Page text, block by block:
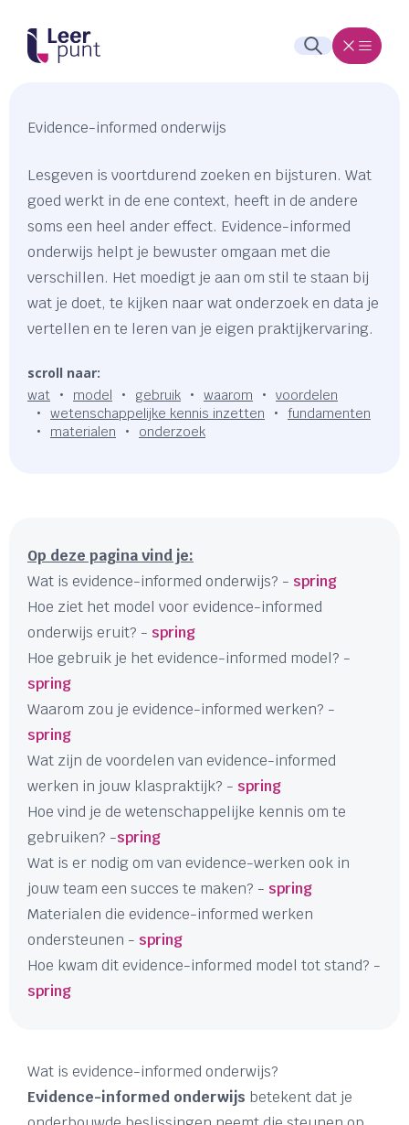
Evidence-informed onderwijs
Lesgeven is voortdurend zoeken en bijsturen. Wat
goed werkt in de ene context, heeft in de andere
soms een heel ander effect. Evidence-informed
onderwijs helpt je bewuster omgaan met die
verschillen. Het moedigt je aan om stil te staan bij
wat je doet, te kijken naar wat onderzoek en data je
vertellen en te leren van je eigen praktijkervaring.
scroll naar:
wat model gebruik waarom
voordelen
wetenschappelijke kennis inzetten
fundamenten
materialen
onderzoek
Op deze pagina vind je:
Wat is evidence-informed onderwijs? - spring
Hoe ziet het model voor evidence-informed
onderwijs eruit? - spring
Hoe gebruik je het evidence-informed model? -
spring
Waarom zou je evidence-informed werken? -
spring
Wat zijn de voordelen van evidence-informed
werken in jouw klaspraktijk? - spring
Hoe vind je de wetenschappelijke kennis om te
gebruiken? -spring
Wat is er nodig om van evidence-werken ook in
jouw team een succes te maken? - spring
Materialen die evidence-informed werken
ondersteunen - spring
Hoe kwam dit evidence-informed model tot stand? -
spring
Wat is evidence-informed onderwijs?
Evidence-informed onderwijs betekent dat je